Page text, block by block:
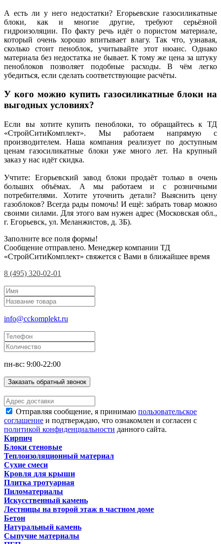
А есть ли у него недостатки? Егорьевские газосиликатные
блоки, как и многие другие, требуют серьёзной
гидроизоляции. По факту речь идёт о пористом материале,
который очень хорошо впитывает влагу. Так что, узнавая,
сколько стоит пеноблок, учитывайте этот нюанс. Однако
материала без недостатка не бывает. К тому же цена за штуку
пеноблоков позволяет подобные расходы. В чём легко
убедиться, если сделать соответствующие расчёты.
У кого можно купить газосиликатные блоки на
выгодных условиях?
Если вы хотите купить пеноблоки, то обращайтесь к ТД
«СтройСитиКомплект». Мы работаем напрямую с
производителем. Наша компания реализует по доступным
ценам газосиликатные блоки уже много лет. На крупный
заказ у нас идёт скидка.
Учтите: Егорьевский завод блоки продаёт только в очень
больших объёмах. А мы работаем и с розничными
потребителями. Хотите уточнить детали? Выяснить цену
газоблоков? Всегда рады помочь! И ещё: забрать товар можно
своими силами. Для этого вам нужен адрес (Московская обл.,
г. Егорьевск, ул. Меланжистов, д. 3Б).
Заполните все поля формы!
Сообщение отправлено. Менеджер компании ТД
«СтройСитиКомплект» свяжется с Вами в ближайшее время
8 (495) 320-02-01
info@cckomplekt.ru
пн-вс: 9:00-22:00
Заказать обратный звонок
Отправляя сообщение, я принимаю пользовательское
соглашение и подтверждаю, что ознакомлен и согласен с
политикой конфиденциальности данного сайта.
Кирпич
Блоки стеновые
Теплоизоляционный материал
Сухие смеси
Кровля для крыши
Плитка тротуарная
Пиломатериалы
Искусственный камень
Лестницы на второй этаж в частном доме
Бетон
Натуральный камень
Сыпучие материалы